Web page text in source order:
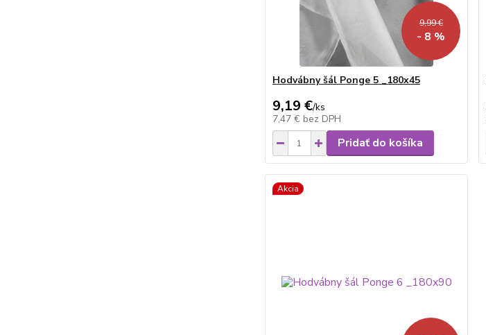
9,99 €
- 8 %
Hodvábny šál Ponge 5 _180x45
9,19 €/ks
7,47 € bez DPH
Pridať do košíka
Akcia